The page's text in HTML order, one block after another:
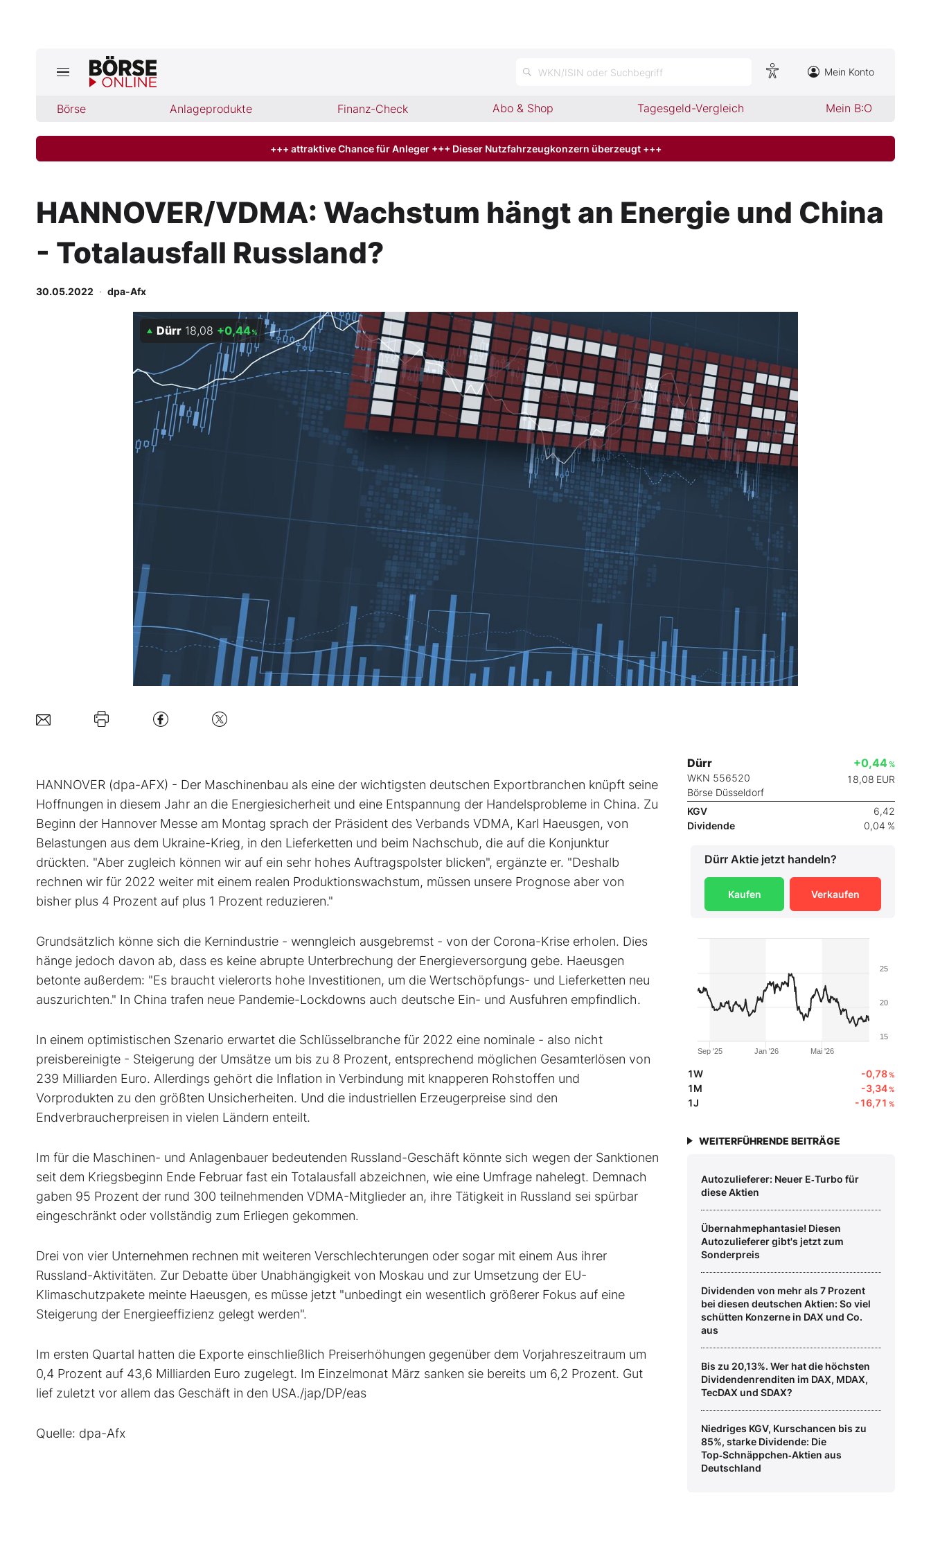
WKN/ISIN oder Suchbegriff Mein Konto
Börse Anlageprodukte Finanz-Check Abo & Shop Tagesgeld-Vergleich Mein B:O
Börse
Abo & Shop
BO-Musterdepots
Experten
Mein B:O
Mein Konto
Folgen Sie uns
+++ attraktive Chance für Anleger +++ Dieser Nutzfahrzeugkonzern überzeugt +++
HANNOVER/VDMA: Wachstum hängt an Energie und China
- Totalausfall Russland?
30.05.2022 · dpa-Afx
Dürr 18,08 +0,44%
HANNOVER (dpa-AFX) - Der Maschinenbau als eine der wichtigsten deutschen Exportbranchen knüpft seine
Hoffnungen in diesem Jahr an die Energiesicherheit und eine Entspannung der Handelsprobleme in China. Zu
Beginn der Hannover Messe am Montag sprach der Präsident des Verbands VDMA, Karl Haeusgen, von
Belastungen aus dem Ukraine-Krieg, in den Lieferketten und beim Nachschub, die auf die Konjunktur
drückten. "Aber zugleich können wir auf ein sehr hohes Auftragspolster blicken", ergänzte er. "Deshalb
rechnen wir für 2022 weiter mit einem realen Produktionswachstum, müssen unsere Prognose aber von
bisher plus 4 Prozent auf plus 1 Prozent reduzieren."
Grundsätzlich könne sich die Kernindustrie - wenngleich ausgebremst - von der Corona-Krise erholen. Dies
hänge jedoch davon ab, dass es keine abrupte Unterbrechung der Energieversorgung gebe. Haeusgen
betonte außerdem: "Es braucht vielerorts hohe Investitionen, um die Wertschöpfungs- und Lieferketten neu
auszurichten." In China trafen neue Pandemie-Lockdowns auch deutsche Ein- und Ausfuhren empfindlich.
In einem optimistischen Szenario erwartet die Schlüsselbranche für 2022 eine nominale - also nicht
preisbereinigte - Steigerung der Umsätze um bis zu 8 Prozent, entsprechend möglichen Gesamterlösen von
239 Milliarden Euro. Allerdings gehört die Inflation in Verbindung mit knapperen Rohstoffen und
Vorprodukten zu den größten Unsicherheiten. Und die industriellen Erzeugerpreise sind den
Endverbraucherpreisen in vielen Ländern enteilt.
Im für die Maschinen- und Anlagenbauer bedeutenden Russland-Geschäft könnte sich wegen der Sanktionen
seit dem Kriegsbeginn Ende Februar fast ein Totalausfall abzeichnen, wie eine Umfrage nahelegt. Demnach
gaben 95 Prozent der rund 300 teilnehmenden VDMA-Mitglieder an, ihre Tätigkeit in Russland sei spürbar
eingeschränkt oder vollständig zum Erliegen gekommen.
Drei von vier Unternehmen rechnen mit weiteren Verschlechterungen oder sogar mit einem Aus ihrer
Russland-Aktivitäten. Zur Debatte über Unabhängigkeit von Moskau und zur Umsetzung der EU-
Klimaschutzpakete meinte Haeusgen, es müsse jetzt "unbedingt ein wesentlich größerer Fokus auf eine
Steigerung der Energieeffizienz gelegt werden".
Im ersten Quartal hatten die Exporte einschließlich Preiserhöhungen gegenüber dem Vorjahreszeitraum um
0,4 Prozent auf 43,6 Milliarden Euro zugelegt. Im Einzelmonat März sanken sie bereits um 6,2 Prozent. Gut
lief zuletzt vor allem das Geschäft in den USA./jap/DP/eas
Quelle: dpa-Afx
Dürr
WKN 556520
Börse Düsseldorf
+0,44 %
18,08 EUR
KGV
6,42
Dividende
0,04 %
Dürr Aktie jetzt handeln?
Kaufen Verkaufen
Jan '26
Sep '25 Mai '26
15
20
25
1W -0,78%
1M -3,34%
1J -16,71 %
WEITERFÜHRENDE BEITRÄGE
Autozulieferer: Neuer E‑Turbo für
diese Aktien
Übernahmephantasie! Diesen
Autozulieferer gibt's jetzt zum
Sonderpreis
Dividenden von mehr als 7 Prozent
bei diesen deutschen Aktien: So viel
schütten Konzerne in DAX und Co.
aus
Bis zu 20,13%. Wer hat die höchsten
Dividendenrenditen im DAX, MDAX,
TecDAX und SDAX?
Niedriges KGV, Kurschancen bis zu
85%, starke Dividende: Die
Top‑Schnäppchen‑Aktien aus
Deutschland